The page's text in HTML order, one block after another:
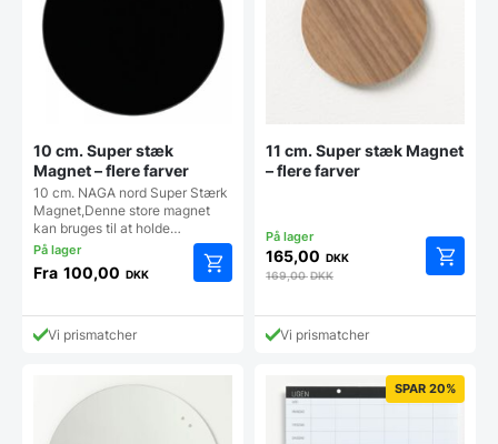
10 cm. Super stæk
Magnet – flere farver
10 cm. NAGA nord Super Stærk
Magnet,Denne store magnet
kan bruges til at holde…
Fra 100,00 DKK
vare
varianter.
Mulighederne
kan
vælges
Vi prismatcher
11 cm. Super stæk Magnet
– flere farver
165,00 DKK
169,00DKK
Vi prismatcher
SPAR 20%